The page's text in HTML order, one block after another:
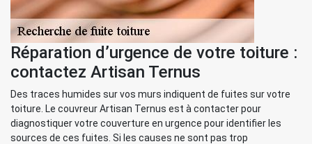
Réparation d’urgence de votre toiture :
contactez Artisan Ternus
Des traces humides sur vos murs indiquent de fuites sur votre
toiture. Le couvreur Artisan Ternus est à contacter pour
diagnostiquer votre couverture en urgence pour identifier les
sources de ces fuites. Si les causes ne sont pas trop